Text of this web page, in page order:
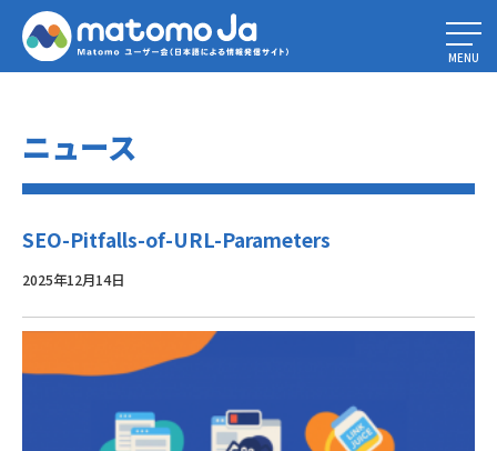
Home» 究極のURLパラメータ活用ガイド
Parameters
MENU
ニュース
SEO-Pitfalls-of-URL-Parameters
2025年12月14日